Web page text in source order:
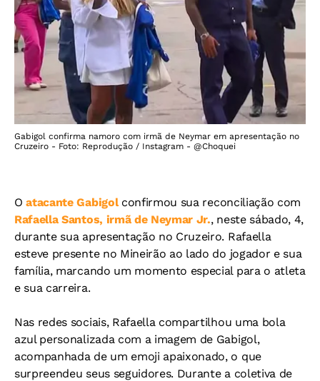
Gabigol confirma namoro com irmã de Neymar em apresentação no
Cruzeiro - Foto: Reprodução / Instagram - @Choquei
Oatacante Gabigolconfirmou sua reconciliação com
Rafaella Santos, irmã de Neymar Jr., neste sábado, 4,
durante sua apresentação no Cruzeiro. Rafaella
esteve presente no Mineirão ao lado do jogador e sua
família, marcando um momento especial para o atleta
e sua carreira.
Nas redes sociais, Rafaella compartilhou uma bola
azul personalizada com a imagem de Gabigol,
acompanhada de um emoji apaixonado, o que
surpreendeu seus seguidores. Durante a coletiva de